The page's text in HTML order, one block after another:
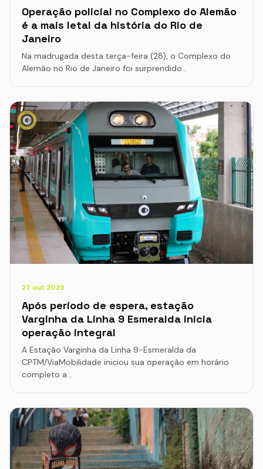
Operação policial no Complexo do Alemão
é a mais letal da história do Rio de
Janeiro
Na madrugada desta terça-feira (28), o Complexo do
Alemão no Rio de Janeiro foi surprendido…
27 out 2025
Após período de espera, estação
Varginha da Linha 9 Esmeralda inicia
operação integral
A Estação Varginha da Linha 9-Esmeralda da
CPTM/ViaMobilidade iniciou sua operação em horário
completo a…